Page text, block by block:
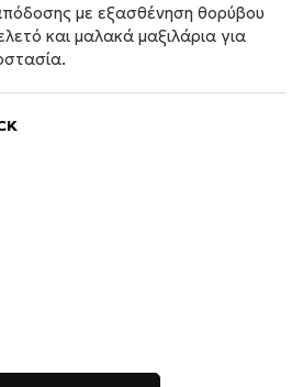
με εξασθένηση θορύβου
και μαλακά μαξιλάρια για